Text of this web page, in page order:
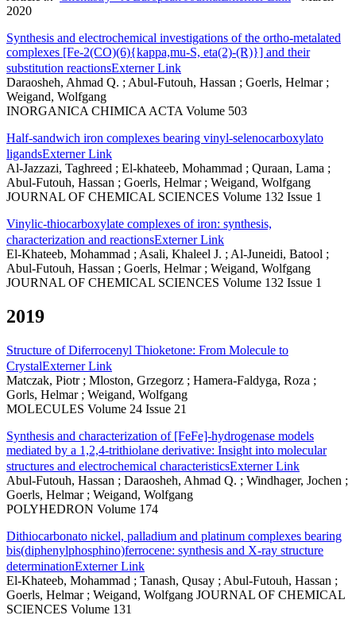
2020
Synthesis and electrochemical investigations of the ortho-metalated
complexes [Fe-2(CO)(6){kappa,mu-S, eta(2)-(R)}] and their
substitution reactionsExterner Link
Daraosheh, Ahmad Q. ; Abul-Futouh, Hassan ; Goerls, Helmar ;
Weigand, Wolfgang
INORGANICA CHIMICA ACTA Volume 503
Half-sandwich iron complexes bearing vinyl-selenocarboxylato
ligandsExterner Link
Al-Jazzazi, Taghreed ; El-khateeb, Mohammad ; Quraan, Lama ;
Abul-Futouh, Hassan ; Goerls, Helmar ; Weigand, Wolfgang
JOURNAL OF CHEMICAL SCIENCES Volume 132 Issue 1
Vinylic-thiocarboxylate complexes of iron: synthesis,
characterization and reactionsExterner Link
El-Khateeb, Mohammad ; Asali, Khaleel J. ; Al-Juneidi, Batool ;
Abul-Futouh, Hassan ; Goerls, Helmar ; Weigand, Wolfgang
JOURNAL OF CHEMICAL SCIENCES Volume 132 Issue 1
2019
Structure of Diferrocenyl Thioketone: From Molecule to
CrystalExterner Link
Matczak, Piotr ; Mloston, Grzegorz ; Hamera-Faldyga, Roza ;
Gorls, Helmar ; Weigand, Wolfgang
MOLECULES Volume 24 Issue 21
Synthesis and characterization of [FeFe]-hydrogenase models
mediated by a 1,2,4-trithiolane derivative: Insight into molecular
structures and electrochemical characteristicsExterner Link
Abul-Futouh, Hassan ; Daraosheh, Ahmad Q. ; Windhager, Jochen ;
Goerls, Helmar ; Weigand, Wolfgang
POLYHEDRON Volume 174
Dithiocarbonato nickel, palladium and platinum complexes bearing
bis(diphenylphosphino)ferrocene: synthesis and X-ray structure
determinationExterner Link
El-Khateeb, Mohammad ; Tanash, Qusay ; Abul-Futouh, Hassan ;
Goerls, Helmar ; Weigand, Wolfgang JOURNAL OF CHEMICAL
SCIENCES Volume 131